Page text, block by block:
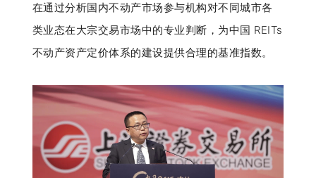
在通过分析国内不动产市场参与机构对不同城市各
类业态在大宗交易市场中的专业判断，为中国 REITs
不动产资产定价体系的建设提供合理的基准指数。